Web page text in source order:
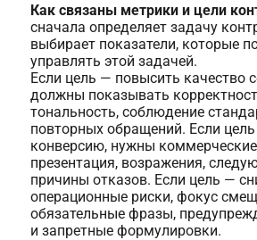
Как связаны метрики и цели
сначала определяет задачу
выбирает показатели, которые
управлять этой задачей.
Если цель — повысить качество
должны показывать
тональность, соблюдение
повторных обращений. Если
конверсию, нужны коммерческие
презентация, возражения,
причины отказов. Если цель —
операционные риски, фокус
обязательные фразы,
и запретные формулировки.